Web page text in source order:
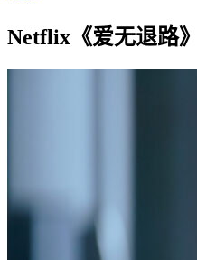
Netflix《爱无退路